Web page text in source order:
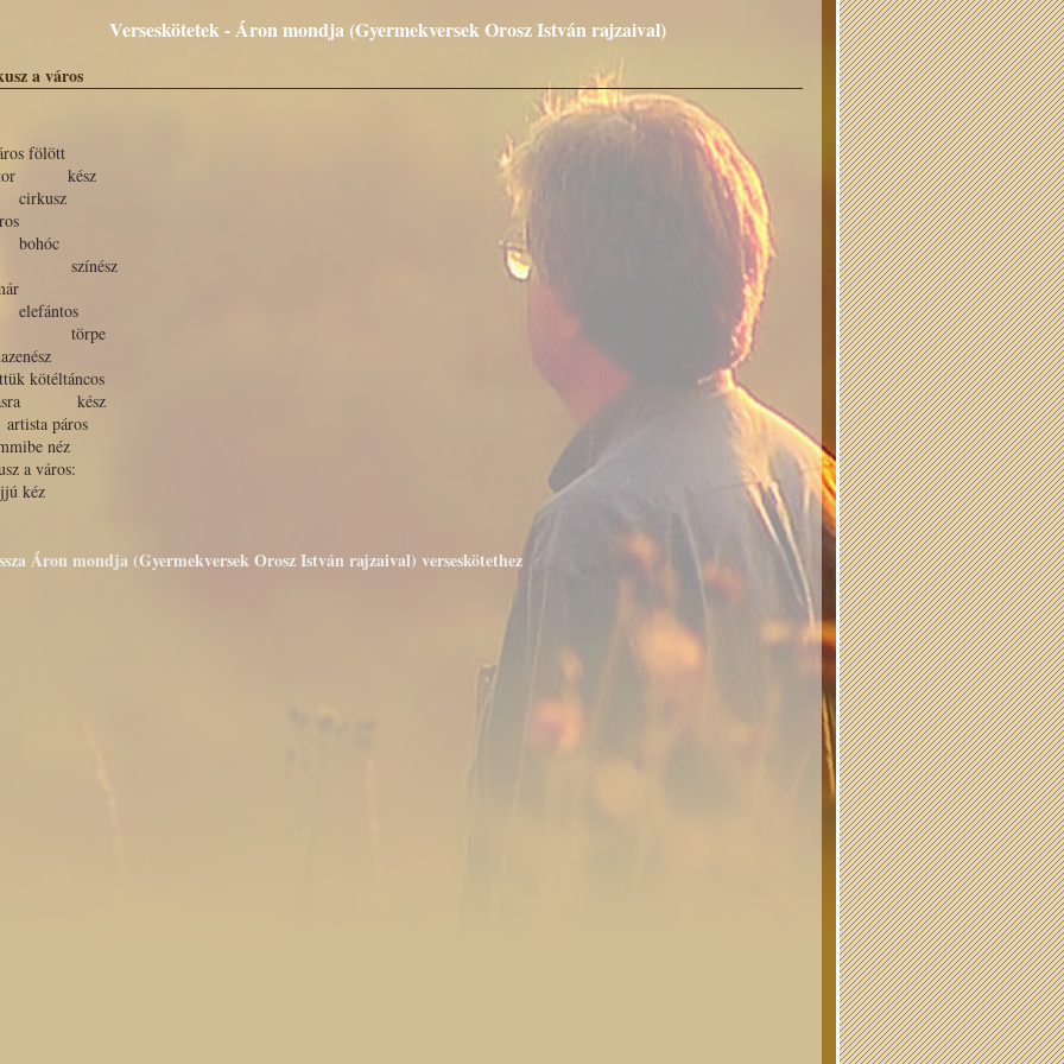
Verseskötetek - Áron mondja (Gyermekversek Orosz István rajzaival)
a város
fölött
kész
kötéltáncos
kész
páros
néz
a város:
kéz
Áron mondja (Gyermekversek Orosz István rajzaival) verseskötethez